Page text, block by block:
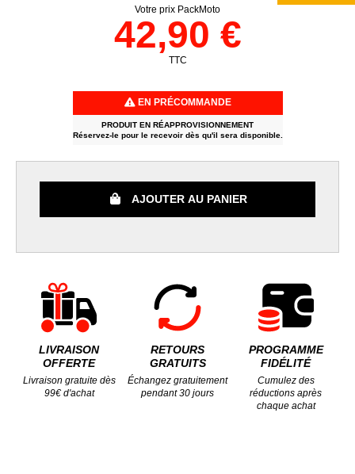
Votre prix PackMoto
42,90 €
TTC
EN PRÉCOMMANDE
PRODUIT EN RÉAPPROVISIONNEMENT
Réservez-le pour le recevoir dès qu'il sera disponible.
AJOUTER AU PANIER
LIVRAISON
OFFERTE
Livraison gratuite dès
99€ d'achat
RETOURS
GRATUITS
Échangez gratuitement
pendant 30 jours
PROGRAMME
FIDÉLITÉ
Cumulez des
réductions après
chaque achat